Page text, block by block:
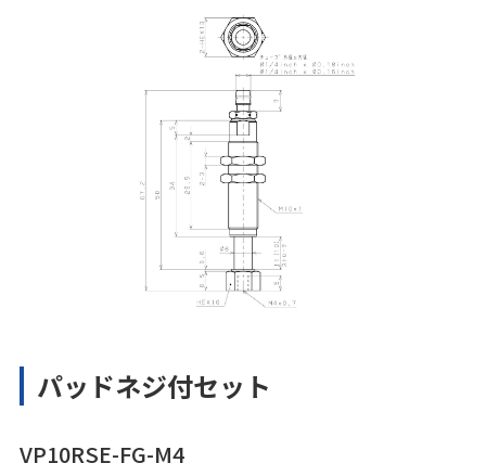
パッドネジ付セット
VP10RSE-FG-M4